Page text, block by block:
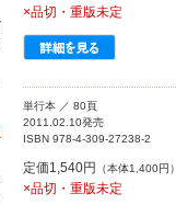
×品切・重版未定
単行本 ／ 80頁
2011.02.10発売
ISBN 978-4-309-27238-2
定価1,540円 （本体1,400円）
×品切・重版未定